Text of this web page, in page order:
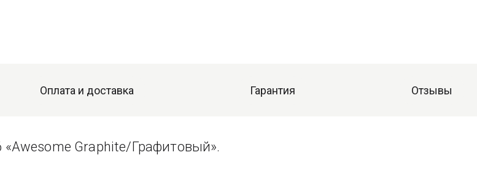
Оплата и доставка Гарантия Отзывы
Graphite/Графитовый».